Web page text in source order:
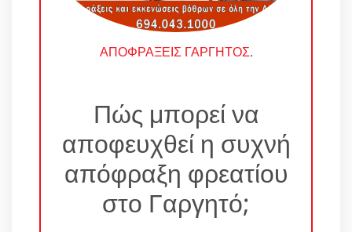
ΑΠΟΦΡΑΞΕΙΣ ΓΑΡΓΗΤΟΣ.
Πώς μπορεί να
αποφευχθεί η συχνή
απόφραξη φρεατίου
στο Γαργητό;